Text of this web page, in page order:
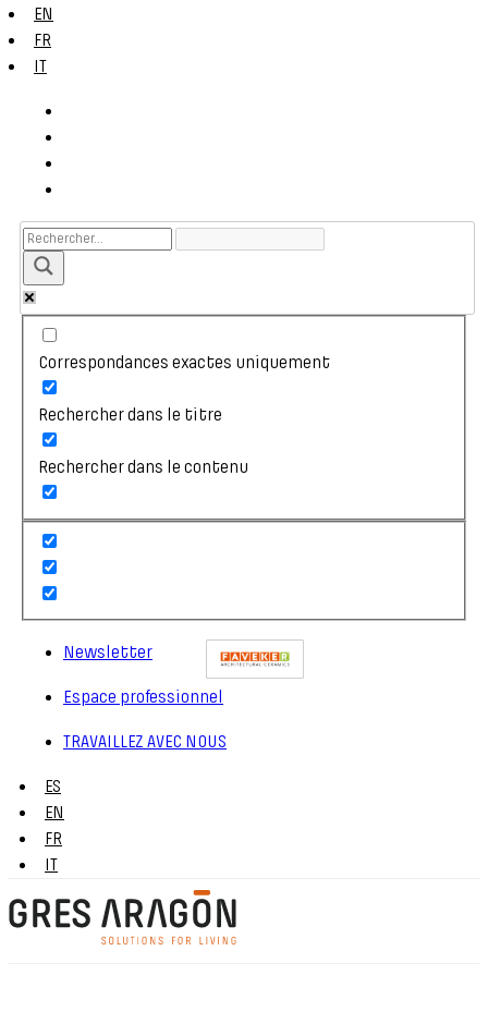
EN
FR
IT
Correspondances exactes uniquement
Rechercher dans le titre
Rechercher dans le contenu
Newsletter
Espace professionnel
TRAVAILLEZ AVEC NOUS
ES
EN
FR
IT